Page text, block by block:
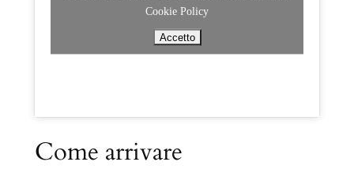
Cookie Policy
Accetto
Come arrivare